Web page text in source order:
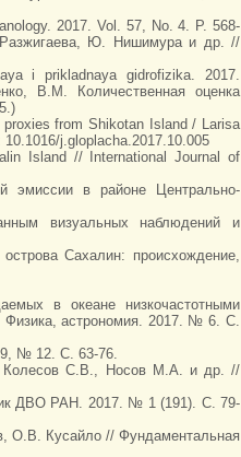
2017. Vol. 57, No. 4. P. 568-
Разжигаева, Ю. Нишимура и др. //
i prikladnaya gidrofizika. 2017.
В.М. Количественная оценка
from Shikotan Island / Larisa
j.gloplacha.2017.10.005
Island // International Journal of
эмиссии в районе Центрально-
визуальных наблюдений и
Сахалин: происхождение,
в океане низкочастотными
Физика, астрономия. 2017. № 6. С.
№ 12. С. 63-76.
Колесов С.В., Носов М.А. и др. //
ДВО РАН. 2017. № 1 (191). С. 79-
О.В. Кусайло // Фундаментальная